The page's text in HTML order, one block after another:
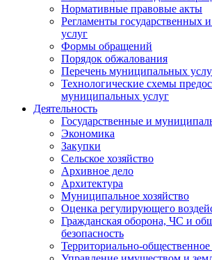
Нормативные правовые акты
Регламенты государственных
услуг
Формы обращений
Порядок обжалования
Перечень муниципальных
Технологические схемы
муниципальных услуг
Деятельность
Государственные и
Экономика
Закупки
Сельское хозяйство
Архивное дело
Архитектура
Муниципальное хозяйство
Оценка регулирующего
Гражданская оборона, ЧС и
безопасность
Территориально-